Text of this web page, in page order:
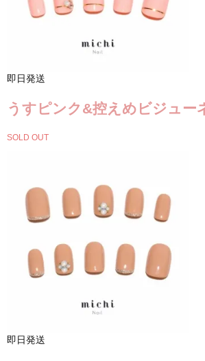
即日発送
うすピンク&控えめビジュー
SOLD OUT
即日発送